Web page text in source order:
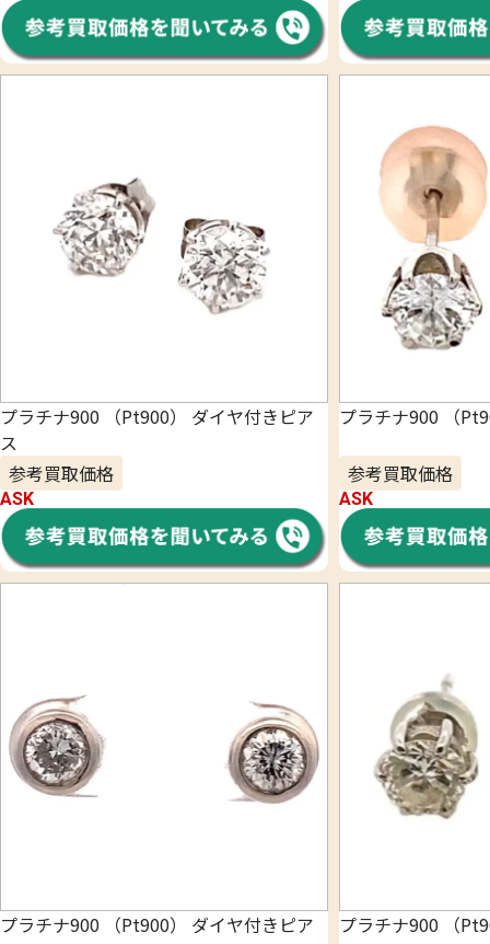
プラチナ900 （Pt900） ダイヤ付きピア
ス
参考買取価格
ASK
プラチナ900 （
参考買取価格
ASK
プラチナ900 （Pt900） ダイヤ付きピア
プラチナ900 （